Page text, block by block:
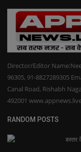
Director/Editor
96305, 91-8827289305
Canal Road, Rishabh
492001
RANDOM POSTS
बस्तर